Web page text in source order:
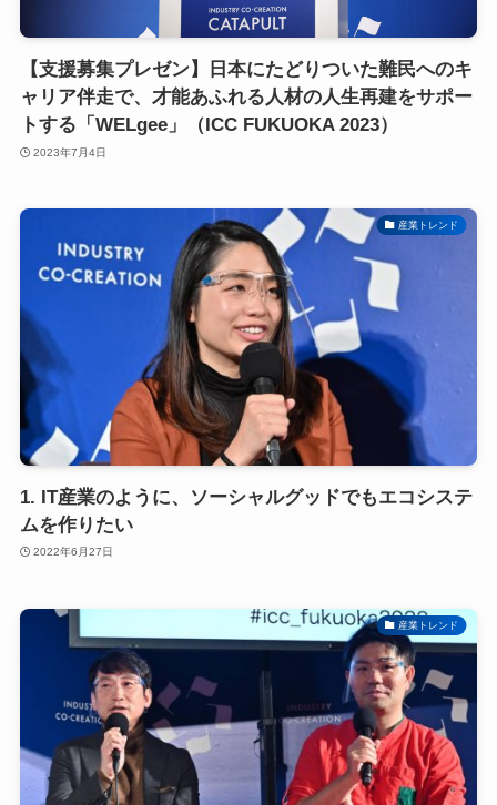
【支援募集プレゼン】日本にたどりついた難民へのキ
ャリア伴走で、才能あふれる人材の人生再建をサポー
トする「WELgee」（ICC FUKUOKA 2023）
2023年7月4日
産業トレンド
1. IT産業のように、ソーシャルグッドでもエコシステ
ムを作りたい
2022年6月27日
産業トレンド